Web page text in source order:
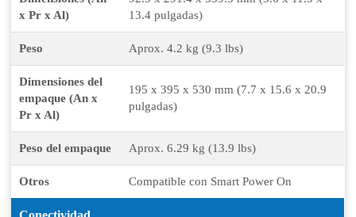
x Pr x Al)
13.4 pulgadas)
Peso Aprox. 4.2 kg (9.3 lbs)
Dimensiones del
empaque (An x
Pr x Al)
195 x 395 x 530 mm (7.7 x 15.6 x 20.9
pulgadas)
Peso del empaque Aprox. 6.29 kg (13.9 lbs)
Otros Compatible con Smart Power On